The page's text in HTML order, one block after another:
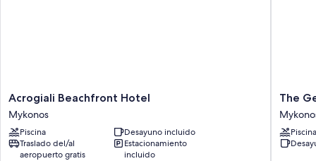
Acrogiali
Beachfront
Hotel
Mykonos
Acrogiali Beachfront Hotel
Mykonos
Piscina
Desayuno incluido
Traslado del/al
aeropuerto gratis
Estacionamiento
incluido
The
George
Hotel
The
Piscina